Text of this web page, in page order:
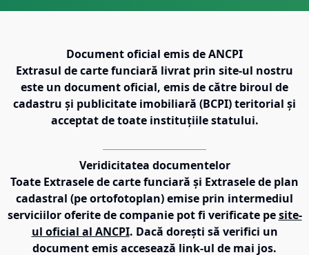
Document oficial emis de ANCPI
Extrasul de carte funciară livrat prin site-ul nostru
este un document oficial, emis de către biroul de
cadastru și publicitate imobiliară (BCPI) teritorial și
acceptat de toate instituțiile statului.
Veridicitatea documentelor
Toate Extrasele de carte funciară și Extrasele de plan
cadastral (pe ortofotoplan) emise prin intermediul
serviciilor oferite de companie pot fi verificate pe site-
ul oficial al ANCPI. Dacă dorești să verifici un
document emis accesează link-ul de mai jos.